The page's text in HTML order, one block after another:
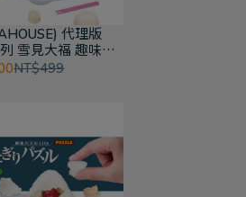
代理版
雪見大福 趣味拼
NT$499